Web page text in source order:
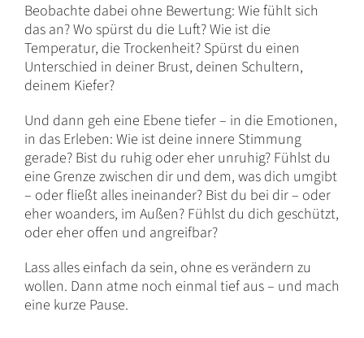
Beobachte dabei ohne Bewertung: Wie fühlt sich
das an? Wo spürst du die Luft? Wie ist die
Temperatur, die Trockenheit? Spürst du einen
Unterschied in deiner Brust, deinen Schultern,
deinem Kiefer?
Und dann geh eine Ebene tiefer – in die Emotionen,
in das Erleben: Wie ist deine innere Stimmung
gerade? Bist du ruhig oder eher unruhig? Fühlst du
eine Grenze zwischen dir und dem, was dich umgibt
– oder fließt alles ineinander? Bist du bei dir – oder
eher woanders, im Außen? Fühlst du dich geschützt,
oder eher offen und angreifbar?
Lass alles einfach da sein, ohne es verändern zu
wollen. Dann atme noch einmal tief aus – und mach
eine kurze Pause.